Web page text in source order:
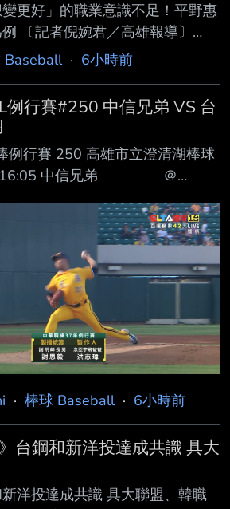
更好」的職業意識不足！平野惠
〔記者倪婉君／高雄報導〕
覺得我對老將特別好、對年輕球
年輕人的基礎打好，是很重要的
弟總教練平野惠一今天賽前在回
內野手黃韋盛的提問時，有感而
目前年輕選手普遍職業意識不
盛，大家的職業意識，都有加強
韋盛開季手感不俗，甚至在4月底
擊率高居榜首，只是好手感並未
今天賽前的打擊率已掉至2成44，
Baseball· 6小時前
例行賽#250 中信兄弟 VS 台
例行賽 250 高雄市立澄清湖棒球
-16:05 中信兄弟 ＠
３Ｂ 張士綸 Ｓ
ＣＦ 宋晟睿 Ｃ
ＤＨ 陳俊秀 Ｄ
ＬＦ 曾頌恩 ＬＦ
Ｓ 江坤宇 ３Ｂ 吳念
韋盛 ＲＦ 藍寅倫
杰 Ｃ 顏采丞 ２
２Ｂ 曾昱磬
· 棒球 Baseball· 6小時前
台鋼和新洋投達成共識 具大
洋投達成共識 具大聯盟、韓職